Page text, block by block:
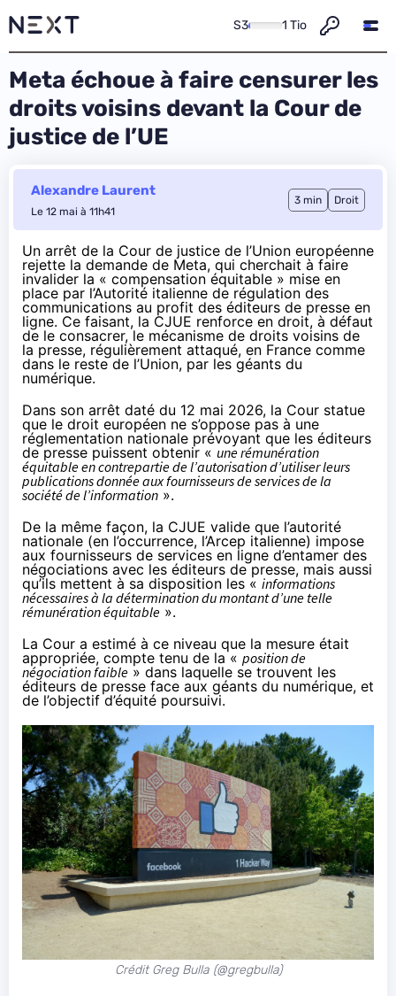
S3 1 Tio
Meta échoue à faire censurer les
droits voisins devant la Cour de
justice de l’UE
Alexandre Laurent
Le 12 mai à 11h41
3 min Droit
Un arrêt de la Cour de justice de l’Union européenne
rejette la demande de Meta, qui cherchait à faire
invalider la « compensation équitable » mise en
place par l’Autorité italienne de régulation des
communications au profit des éditeurs de presse en
ligne. Ce faisant, la CJUE renforce en droit, à défaut
de le consacrer, le mécanisme de droits voisins de
la presse, régulièrement attaqué, en France comme
dans le reste de l’Union, par les géants du
numérique.
Dans son arrêt daté du 12 mai 2026, la Cour statue
que le droit européen ne s’oppose pas à une
réglementation nationale prévoyant que les éditeurs
de presse puissent obtenir « une rémunération
équitable en contrepartie de l’autorisation d’utiliser leurs
publications donnée aux fournisseurs de services de la
société de l’information ».
De la même façon, la CJUE valide que l’autorité
nationale (en l’occurrence, l’Arcep italienne) impose
aux fournisseurs de services en ligne d’entamer des
négociations avec les éditeurs de presse, mais aussi
qu’ils mettent à sa disposition les « informations
nécessaires à la détermination du montant d’une telle
rémunération équitable ».
La Cour a estimé à ce niveau que la mesure était
appropriée, compte tenu de la « position de
négociation faible » dans laquelle se trouvent les
éditeurs de presse face aux géants du numérique, et
de l’objectif d’équité poursuivi.
Crédit Greg Bulla (@gregbulla)